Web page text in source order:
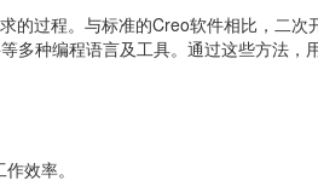
过程。与标准的Creo软件相比，二
种编程语言及工具。通过这些方法
效率。